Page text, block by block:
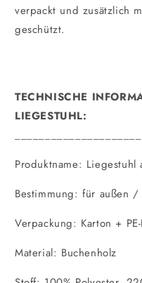
verpackt und zusätzlich
geschützt.
TECHNISCHE
LIEGESTUHL:
Produktname: Liegestuhl
Bestimmung: für außen /
Verpackung: Karton +
Material: Buchenholz